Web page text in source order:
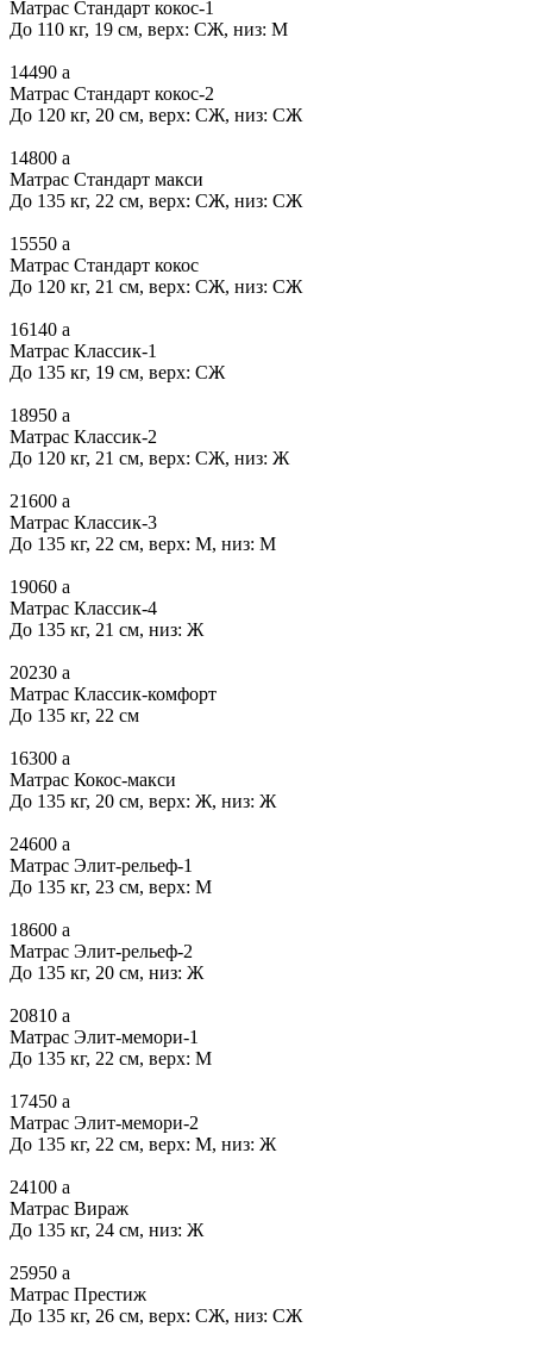
Матрас Стандарт кокос-1
До 110 кг, 19 см, верх: СЖ, низ: М
14490 a
Матрас Стандарт кокос-2
До 120 кг, 20 см, верх: СЖ, низ: СЖ
14800 a
Матрас Стандарт макси
До 135 кг, 22 см, верх: СЖ, низ: СЖ
15550 a
Матрас Стандарт кокос
До 120 кг, 21 см, верх: СЖ, низ: СЖ
16140 a
Матрас Классик-1
До 135 кг, 19 см, верх: СЖ
18950 a
Матрас Классик-2
До 120 кг, 21 см, верх: СЖ, низ: Ж
21600 a
Матрас Классик-3
До 135 кг, 22 см, верх: М, низ: М
19060 a
Матрас Классик-4
До 135 кг, 21 см, низ: Ж
20230 a
Матрас Классик-комфорт
До 135 кг, 22 см
16300 a
Матрас Кокос-макси
До 135 кг, 20 см, верх: Ж, низ: Ж
24600 a
Матрас Элит-рельеф-1
До 135 кг, 23 см, верх: М
18600 a
Матрас Элит-рельеф-2
До 135 кг, 20 см, низ: Ж
20810 a
Матрас Элит-мемори-1
До 135 кг, 22 см, верх: М
17450 a
Матрас Элит-мемори-2
До 135 кг, 22 см, верх: М, низ: Ж
24100 a
Матрас Вираж
До 135 кг, 24 см, низ: Ж
25950 a
Матрас Престиж
До 135 кг, 26 см, верх: СЖ, низ: СЖ